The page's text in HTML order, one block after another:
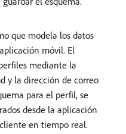
que modela los datos
móvil. El
mediante la
y la dirección de correo
para el perfil, se
desde la aplicación
en tiempo real.